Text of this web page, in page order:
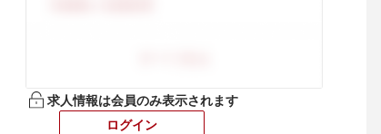
求人情報は会員のみ表示されます
ログイン